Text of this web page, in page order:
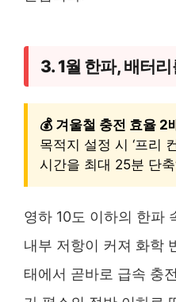
3. 1월 한파, 배터
💰 겨울철 충전 효율 2
목적지 설정 시 ‘프리
시간을 최대 25분 단
영하 10도 이하의 한파
내부 저항이 커져 화학
태에서 곧바로 급속 충